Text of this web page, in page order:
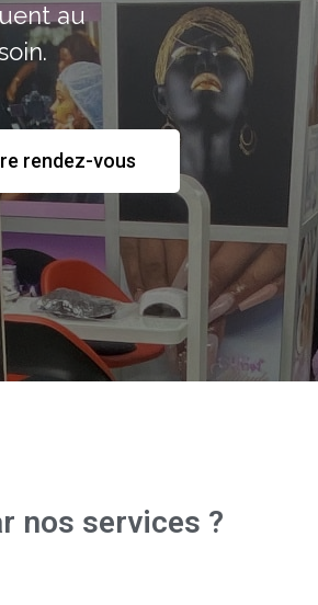
au
rendez-vous
nos services ?